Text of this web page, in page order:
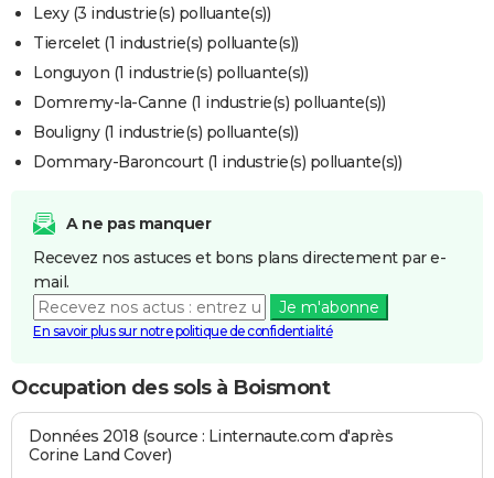
Bricolage
Lifestyle
Culture
Sport
Auto
Television
Voyage
CinemaLexy (3 industrie(s) polluante(s))
Tiercelet (1 industrie(s) polluante(s))
Longuyon (1 industrie(s) polluante(s))
Domremy-la-Canne (1 industrie(s) polluante(s))
Bouligny (1 industrie(s) polluante(s))
Dommary-Baroncourt (1 industrie(s) polluante(s))
A ne pas manquer
Recevez nos astuces et bons plans directement par e-
mail.
Je m'abonne
En savoir plus sur notre politique de confidentialité
Occupation des sols à Boismont
Données 2018 (source : Linternaute.com d'après
Corine Land Cover)